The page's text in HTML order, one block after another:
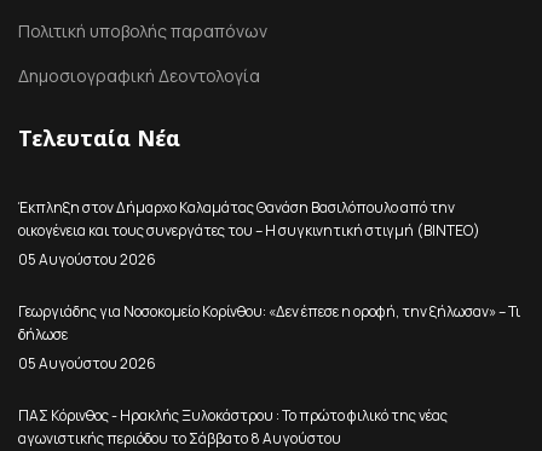
Πολιτική υποβολής παραπόνων
Δημοσιογραφική Δεοντολογία
Τελευταία Νέα
Έκπληξη στον Δήμαρχο Καλαμάτας Θανάση Βασιλόπουλο από την
οικογένεια και τους συνεργάτες του – Η συγκινητική στιγμή (ΒΙΝΤΕΟ)
05 Αυγούστου 2026
Γεωργιάδης για Νοσοκομείο Κορίνθου: «Δεν έπεσε η οροφή, την ξήλωσαν» – Τι
δήλωσε
05 Αυγούστου 2026
ΠΑΣ Κόρινθος - Ηρακλής Ξυλοκάστρου : Το πρώτο φιλικό της νέας
αγωνιστικής περιόδου το Σάββατο 8 Αυγούστου